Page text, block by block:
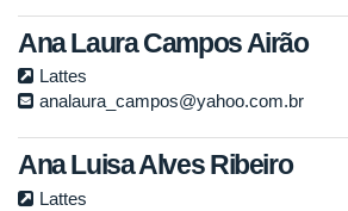
Ana Laura Campos Airão
Lattes
analaura_campos@yahoo.com.br
Ana Luisa Alves Ribeiro
Lattes